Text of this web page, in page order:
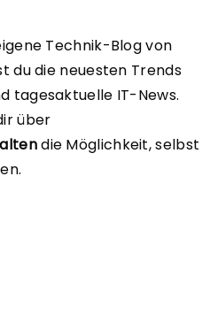
Technik-Blog von
du die neuesten Trends
tagesaktuelle IT-News.
über
die Möglichkeit, selbst